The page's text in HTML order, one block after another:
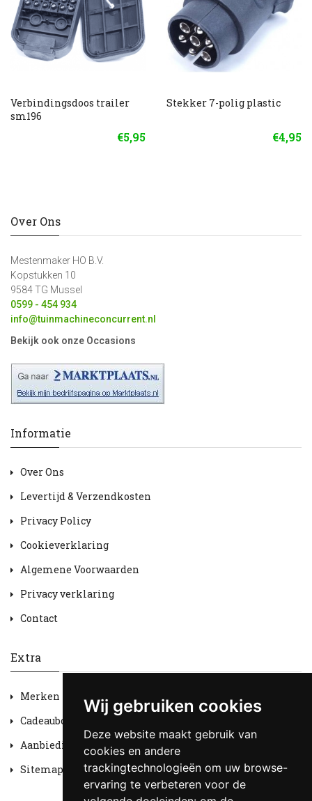
Wij gebruiken cookies
Deze website maakt gebruik van
cookies en andere
trackingtechnologieën om uw browse-
ervaring te verbeteren voor de
Verbindingsdoos trailer
sm196
€5,95
Stekker 7-polig plastic
€4,95
Over Ons
Mestenmaker HO B.V.
Kopstukken 10
9584 TG Mussel
0599 - 454 934
info@tuinmachineconcurrent.nl
Bekijk ook onze Occasions
Informatie
Over Ons
Levertijd & Verzendkosten
Privacy Policy
Cookieverklaring
Algemene Voorwaarden
Privacy verklaring
Contact
Extra
Merken
Cadeaubon
Aanbiedingen
Sitemap